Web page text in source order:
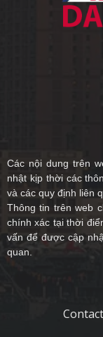
Các nội dung trên
nhật kịp thời các
và các quy định liên
Thông tin trên web
chính xác tại thời
vấn để được cập
quan.